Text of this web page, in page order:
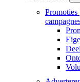
Promoties